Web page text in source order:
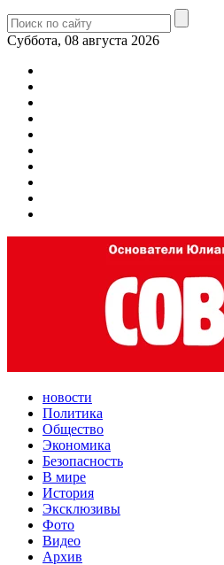
Суббота, 08 августа 2026
новости
Политика
Общество
Экономика
Безопасность
В мире
История
Эксклюзивы
Фото
Видео
Архив